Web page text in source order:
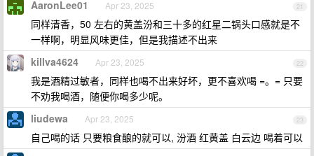
21
AaronLee01 Apr 23, 2025
同样清香，50 左右的黄盖汾和三十多的红星二锅头口感就是不
一样啊，明显风味更佳，但是我描述不出来
22
killva4624 Apr 23, 2025
我是酒精过敏者，同样也喝不出来好坏，更不喜欢喝 =。= 只要
不劝我喝酒，随便你喝多少呢。
23
liudewa Apr 23, 2025
自己喝的话 只要粮食酿的就可以, 汾酒 红黄盖 白云边 喝着可以